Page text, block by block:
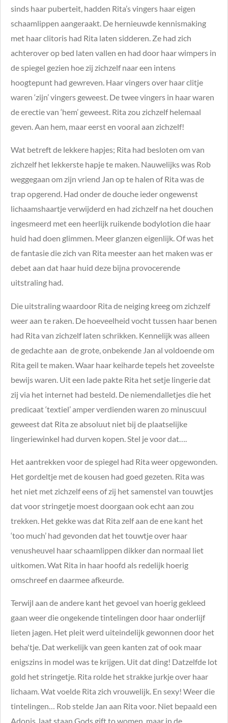
sinds haar puberteit, hadden Rita’s vingers haar eigen
schaamlippen aangeraakt. De hernieuwde kennismaking
met haar clitoris had Rita laten sidderen. Ze had zich
achterover op bed laten vallen en had door haar wimpers in
de spiegel gezien hoe zij zichzelf naar een intens
hoogtepunt had gewreven. Haar vingers over haar clitje
waren ‘zijn’ vingers geweest. De twee vingers in haar waren
de erectie van ‘hem’ geweest. Rita zou zichzelf helemaal
geven. Aan hem, maar eerst en vooral aan zichzelf!
Wat betreft de lekkere hapjes; Rita had besloten om van
zichzelf het lekkerste hapje te maken. Nauwelijks was Rob
weggegaan om zijn vriend Jan op te halen of Rita was de
trap opgerend. Had onder de douche ieder ongewenst
lichaamshaartje verwijderd en had zichzelf na het douchen
ingesmeerd met een heerlijk ruikende bodylotion die haar
huid had doen glimmen. Meer glanzen eigenlijk. Of was het
de fantasie die zich van Rita meester aan het maken was er
debet aan dat haar huid deze bijna provocerende
uitstraling had.
Die uitstraling waardoor Rita de neiging kreeg om zichzelf
weer aan te raken. De hoeveelheid vocht tussen haar benen
had Rita van zichzelf laten schrikken. Kennelijk was alleen
de gedachte aan de grote, onbekende Jan al voldoende om
Rita geil te maken. Waar haar keiharde tepels het zoveelste
bewijs waren. Uit een lade pakte Rita het setje lingerie dat
zij via het internet had besteld. De niemendalletjes die het
predicaat ‘textiel’ amper verdienden waren zo minuscuul
geweest dat Rita ze absoluut niet bij de plaatselijke
lingeriewinkel had durven kopen. Stel je voor dat….
Het aantrekken voor de spiegel had Rita weer opgewonden.
Het gordeltje met de kousen had goed gezeten. Rita was
het niet met zichzelf eens of zij het samenstel van touwtjes
dat voor stringetje moest doorgaan ook echt aan zou
trekken. Het gekke was dat Rita zelf aan de ene kant het
‘too much’ had gevonden dat het touwtje over haar
venusheuvel haar schaamlippen dikker dan normaal liet
uitkomen. Wat Rita in haar hoofd als redelijk hoerig
omschreef en daarmee afkeurde.
Terwijl aan de andere kant het gevoel van hoerig gekleed
gaan weer die ongekende tintelingen door haar onderlijf
lieten jagen. Het pleit werd uiteindelijk gewonnen door het
beha'tje. Dat werkelijk van geen kanten zat of ook maar
enigszins in model was te krijgen. Uit dat ding! Datzelfde lot
gold het stringetje. Rita rolde het strakke jurkje over haar
lichaam. Wat voelde Rita zich vrouwelijk. En sexy! Weer die
tintelingen… Rob stelde Jan aan Rita voor. Niet bepaald een
Adonis, laat staan Gods gift to women, maar in de